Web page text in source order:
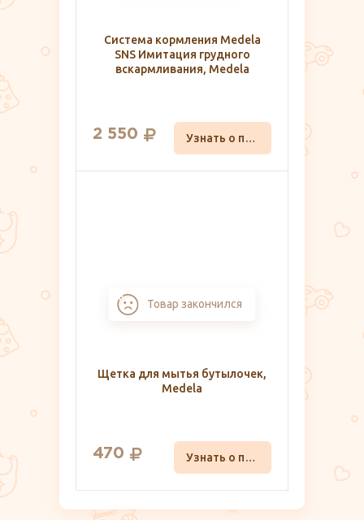
Система кормления Medela
SNS Имитация грудного
вскармливания, Medela
2 550 Узнать о поступлении
Товар закончился
Щетка для мытья бутылочек,
Medela
470 Узнать о поступлении